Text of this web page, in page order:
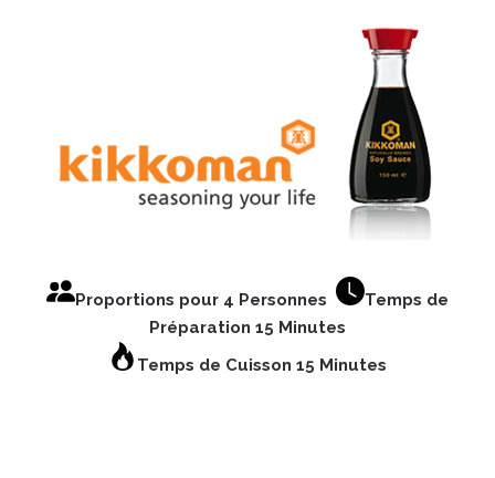
Proportions pour 4 Personnes
Temps de
Préparation 15 Minutes
Temps de Cuisson 15 Minutes